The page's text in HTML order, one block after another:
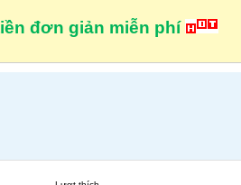
đơn giản miễn phí